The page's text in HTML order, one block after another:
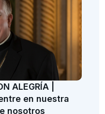
ALEGRÍA |
en nuestra
nosotros